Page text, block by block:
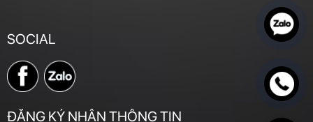
SOCIAL
ĐĂNG KÝ NHẬN THÔNG TIN